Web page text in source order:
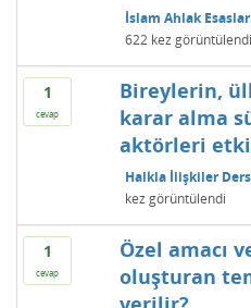
İslam Ahlak
622kez görüntülendi
1
cevap
Bireylerin,
karar alma
aktörleri
Halkla İlişkiler
kez görüntülendi
1
cevap
Özel amacı
oluşturan